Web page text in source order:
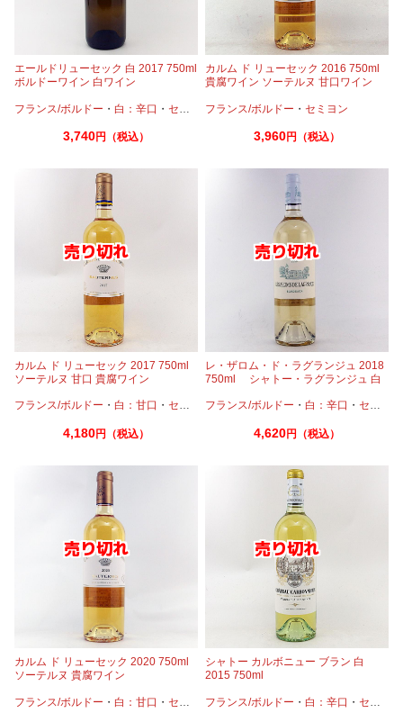
エールドリューセック 白 2017 750ml
ボルドーワイン 白ワイン
フランス/ボルドー ・ 白：辛口 ・ セミヨン ・ソーヴィニオンブラン
3,740円（税込）
カルム ド リューセック 2016 750ml
貴腐ワイン ソーテルヌ 甘口ワイン
フランス/ボルドー ・セミヨン
3,960円（税込）
カルム ド リューセック 2017 750ml
ソーテルヌ 甘口 貴腐ワイン
フランス/ボルドー ・ 白：甘口 ・ セミヨン ・ソーヴィニオンブラン
4,180円（税込）
レ・ザロム・ド・ラグランジュ 2018
750ml シャトー・ラグランジュ 白
フランス/ボルドー ・ 白：辛口 ・セミヨン
4,620円（税込）
カルム ド リューセック 2020 750ml
ソーテルヌ 貴腐ワイン
フランス/ボルドー ・ 白：甘口 ・ セミヨン ・ソーヴィニオンブラン
シャトー カルボニュー ブラン 白
2015 750ml
フランス/ボルドー ・ 白：辛口 ・セミヨン